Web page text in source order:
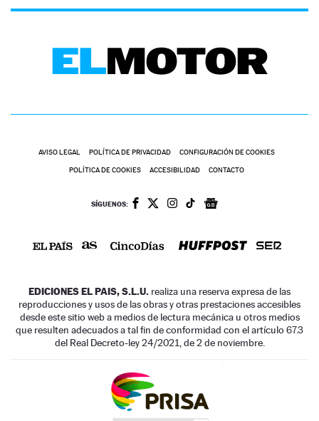
AVISO LEGAL POLÍTICA DE PRIVACIDAD CONFIGURACIÓN DE COOKIES
POLÍTICA DE COOKIES ACCESIBILIDAD CONTACTO
SÍGUENOS:
EDICIONES EL PAIS, S.L.U. realiza una reserva expresa de las
reproducciones y usos de las obras y otras prestaciones accesibles
desde este sitio web a medios de lectura mecánica u otros medios
que resulten adecuados a tal fin de conformidad con el artículo 67.3
del Real Decreto-ley 24/2021, de 2 de noviembre.